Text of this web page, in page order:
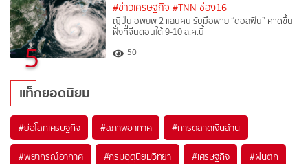
5
#ข่าวเศรษฐกิจ #TNN ช่อง16
ญี่ปุ่น อพยพ 2 แสนคน รับมือพายุ “ดอลฟิน” คาดขึ้น
ฝั่งที่จีนตอนใต้ 9-10 ส.ค.นี้
50
แท็กยอดนิยม
#ย่อโลกเศรษฐกิจ #สภาพอากาศ #การตลาดเงินล้าน
#พยากรณ์อากาศ #กรมอุตุนิยมวิทยา #เศรษฐกิจ #ฝนตก